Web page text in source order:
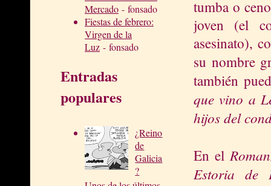
Mercado - fonsado
Fiestas de febrero:
Virgen de la
Luz - fonsado
Entradas
populares
¿Reino
de
Galicia
?
tumba o
joven (el
asesinato),
su nombre
también
que vino a
hijos del
En el
Estoria de